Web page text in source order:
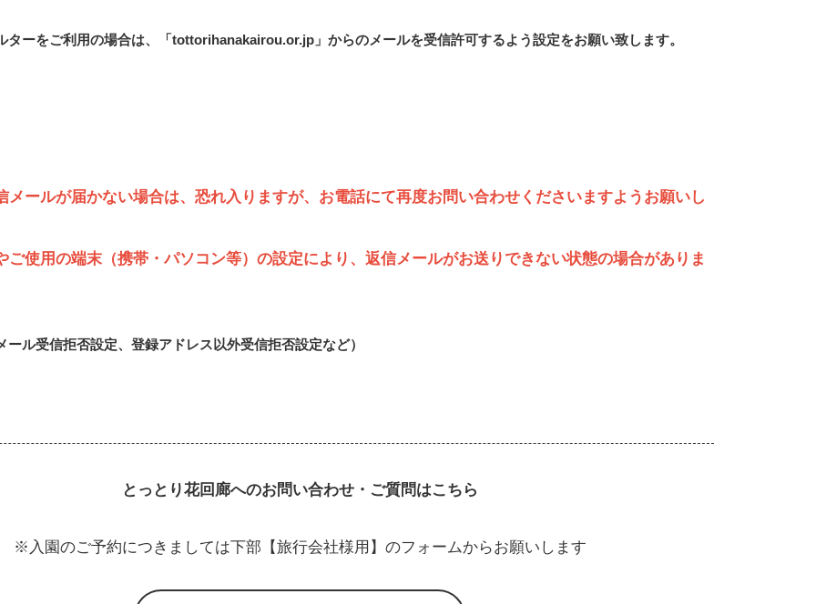
ーをご利用の場合は、「tottorihanakairou.or.jp」からのメールを受信許可するよう設定をお願い致します。
メールが届かない場合は、恐れ入りますが、お電話にて再度お問い合わせくださいますようお願いし
ご使用の端末（携帯・パソコン等）の設定により、返信メールがお送りできない状態の場合がありま
ール受信拒否設定、登録アドレス以外受信拒否設定など）
とっとり花回廊へのお問い合わせ・ご質問はこちら
※入園のご予約につきましては下部【旅行会社様用】のフォームからお願いします